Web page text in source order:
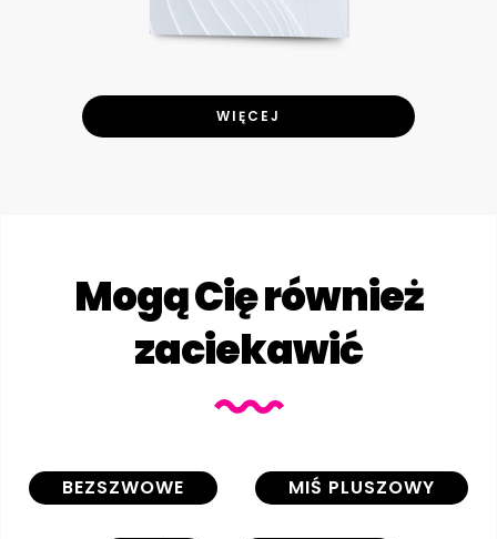
WIĘCEJ
Mogą Cię również
zaciekawić
BEZSZWOWE MIŚ PLUSZOWY